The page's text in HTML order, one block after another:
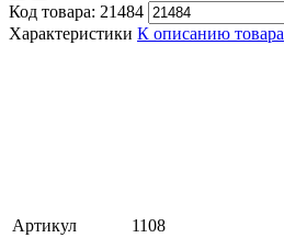
Код товара: 21484
Характеристики К описанию товара
Артикул
1108